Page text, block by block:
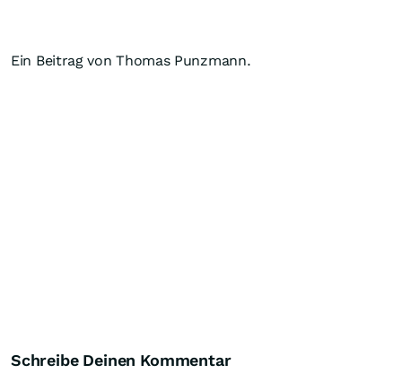
Ein Beitrag von Thomas Punzmann.
Schreibe Deinen Kommentar